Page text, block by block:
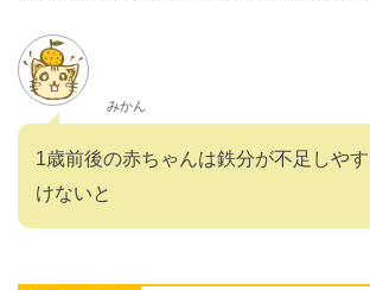
みかん
1歳前後の赤ちゃんは鉄分が不足しや
けないと